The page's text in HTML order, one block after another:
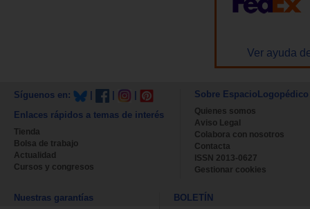
Ver ayuda
Síguenos en:
Enlaces rápidos a temas de interés
Tienda
Bolsa de trabajo
Actualidad
Cursos y congresos
Sobre EspacioLogopédico
Quienes somos
Aviso Legal
Colabora con nosotros
Contacta
ISSN 2013-0627
Gestionar cookies
Nuestras garantías BOLETÍN